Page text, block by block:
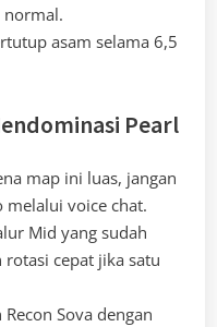
normal.
asam selama 6,5
Pearl
map ini luas, jangan
voice chat.
Mid yang sudah
cepat jika satu
Sova dengan